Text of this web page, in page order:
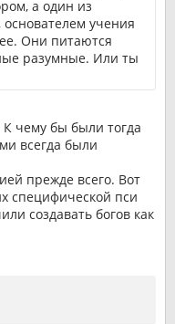
а один из
учения
Они питаются
разумные. Или ты
чему бы были тогда
всегда были
прежде всего. Вот
специфической пси
создавать богов как